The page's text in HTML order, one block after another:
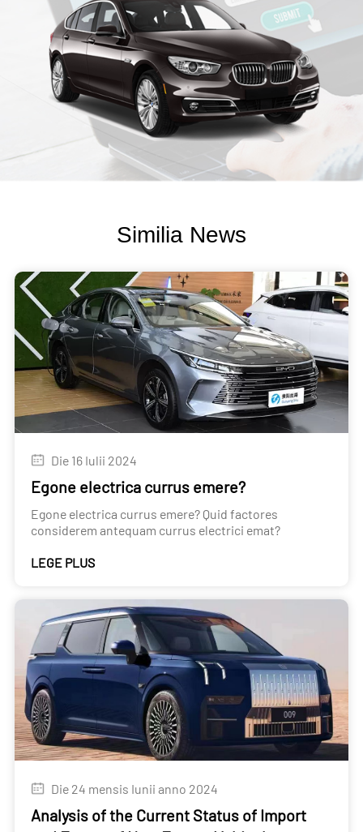
Similia News
Die 16 Iulii 2024
Egone electrica currus emere?
Egone electrica currus emere? Quid factores
considerem antequam currus electrici emat?
LEGE PLUS
Die 24 mensis Iunii anno 2024
Analysis of the Current Status of Import